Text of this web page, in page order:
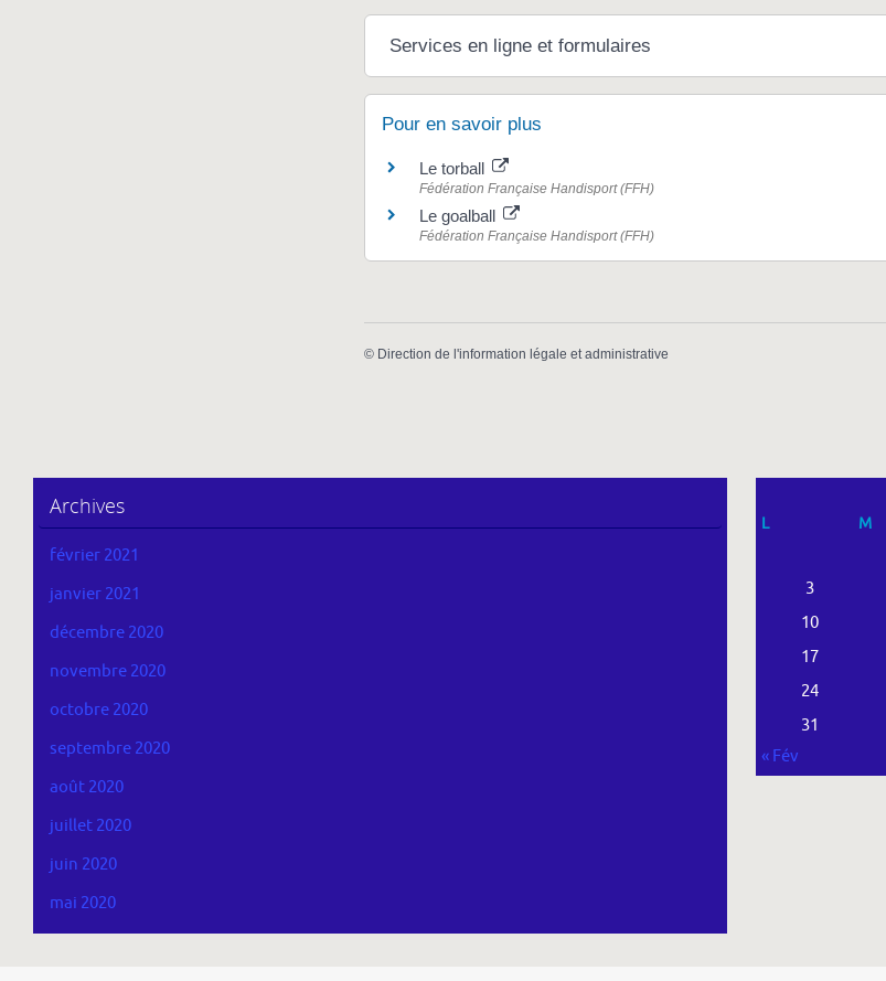
Services en ligne et formulaires
Pour en savoir plus
Le torball
Fédération Française Handisport (FFH)
Le goalball
Fédération Française Handisport (FFH)
© Direction de l'information légale et administrative
Archives
février 2021
janvier 2021
décembre 2020
novembre 2020
octobre 2020
septembre 2020
août 2020
juillet 2020
juin 2020
mai 2020
L
M
3
10
17
24
31
« Fév